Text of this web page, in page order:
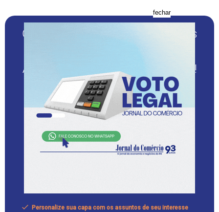
Quer continuar lendo este e outros
conteúdos sérios e de
credibilidade?
Assine o JC Digital com desconto!
Personalize sua capa com os assuntos de seu interesse
fechar